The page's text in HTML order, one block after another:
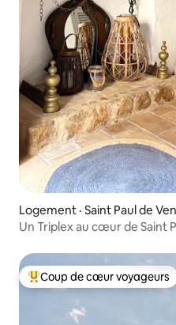
Logement · Saint Paul de
Un Triplex au cœur de Saint
Coup de cœur voyageurs
Coup de cœur voyageurs